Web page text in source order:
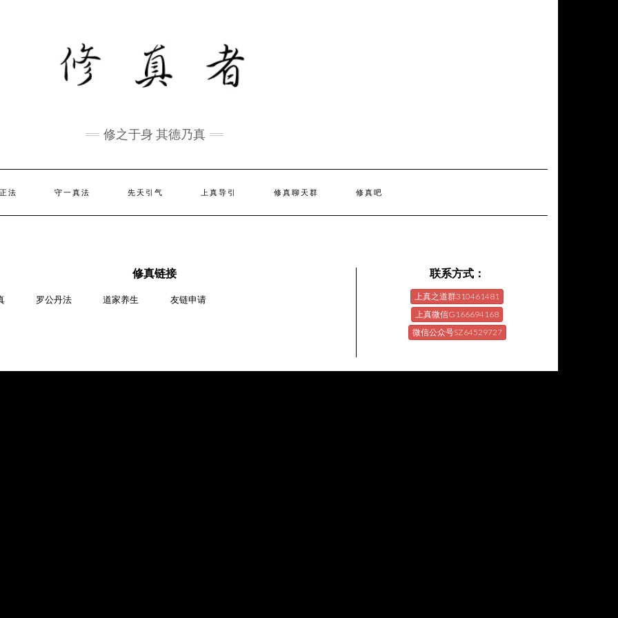
修之于身 其德乃真
法 守一真法 先天引气 上真导引 修真聊天群 修真吧
修真链接
罗公丹法 道家养生 友链申请
联系方式：
上真之道群310461481
上真微信G166694168
微信公众号SZ64529727